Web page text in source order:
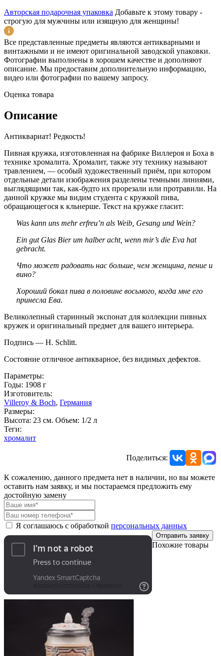
Авторская подарочная упаковка Добавьте к этому товару -
строгую для мужчины или изящную для женщины!
Все представленные предметы являются антикварными и
винтажными и не имеют оригинальной заводской упаковки.
Фотографии выполнены в хорошем качестве и дополняют
описание. Мы предоставим дополнительную информацию,
видео или фотографии по вашему запросу.
Оценка товара
Описание
Антиквариат! Редкость!
Пивная кружка, изготовленная на фабрике Виллероя и Боха в
технике хромалита. Хромалит, также эту технику называют
травлением, — особый художественный приём, при котором
отдельные детали изображения разделены темными линиями,
выглядящими так, как-будто их прорезали или протравили. На
данной кружке мы видим студента с кружкой пива,
обращающегося к кльнерше. Текст на кружке гласит:
Was kann uns mehr erfreu’n als Weib, Gesang und Wein?
Ein gut Glas Bier um halber acht, wenn mir’s die Eva hat
gebracht.
Что может радовать нас больше, чем женщина, пение и
вино?
Хороший бокал пива в половине восьмого, когда мне его
принесла Ева.
Великолепный старинный экспонат для коллекции пивных
кружек и оригинальный предмет для вашего интерьера.
Подпись — H. Schlitt.
Состояние отличное антикварное, без видимых дефектов.
Параметры:
Годы: 1908 г
Изготовитель:
Villeroy & Boch, Германия
Размеры:
Высота: 23 см. Объем: 1/2 л
Теги:
хромалит
Поделиться:
К сожалению, данного предмета нет в наличии, но вы можете
оставить нам заявку, и мы постараемся предложить ему
достойную замену
Я соглашаюсь с обработкой персональных данных
Отправить заявку
Похожие товары